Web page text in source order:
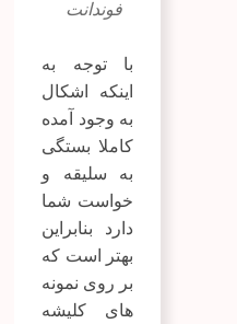
فوندانت
با توجه به
اینکه اشکال
به وجود آمده
کاملا بستگی
به سلیقه و
خواست شما
دارد بنابراین
بهتر است که
بر روی نمونه
های کلیشه